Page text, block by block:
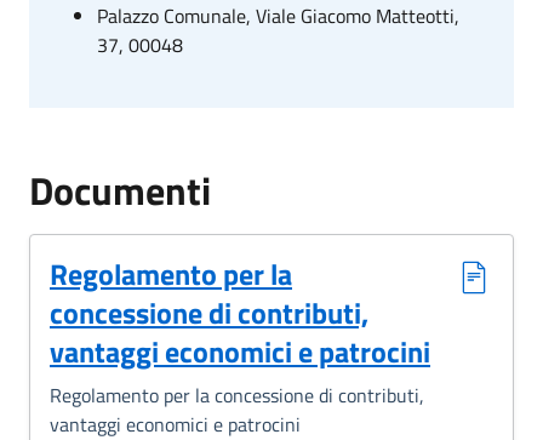
Palazzo Comunale, Viale Giacomo Matteotti,
37, 00048
Documenti
Regolamento per la
concessione di contributi,
vantaggi economici e patrocini
Regolamento per la concessione di contributi,
vantaggi economici e patrocini